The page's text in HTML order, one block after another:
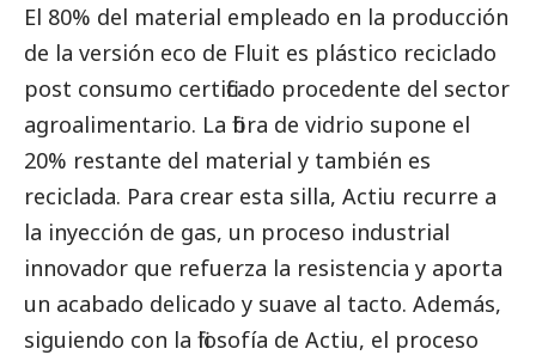
El 80% del material empleado en la producción
de la versión eco de Fluit es plástico reciclado
post consumo certificado procedente del sector
agroalimentario. La fibra de vidrio supone el
20% restante del material y también es
reciclada. Para crear esta silla, Actiu recurre a
la inyección de gas, un proceso industrial
innovador que refuerza la resistencia y aporta
un acabado delicado y suave al tacto. Además,
siguiendo con la filosofía de Actiu, el proceso